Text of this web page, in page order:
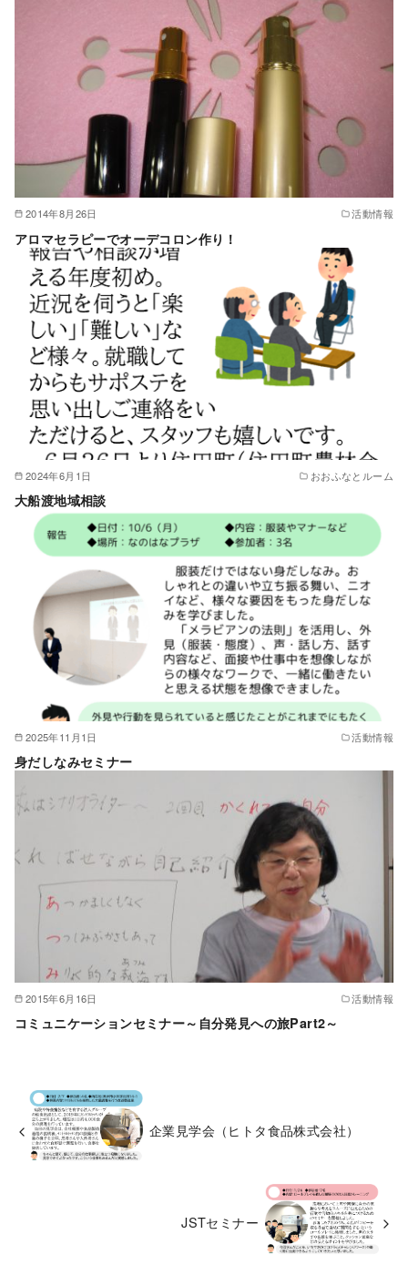
2014年8月26日 活動情報
アロマセラピーでオーデコロン作り！
2024年6月1日 おおふなとルーム
大船渡地域相談
2025年11月1日 活動情報
身だしなみセミナー
2015年6月16日 活動情報
コミュニケーションセミナー～自分発見への旅Part2～
企業見学会（ヒトタ食品株式会社）
JSTセミナー